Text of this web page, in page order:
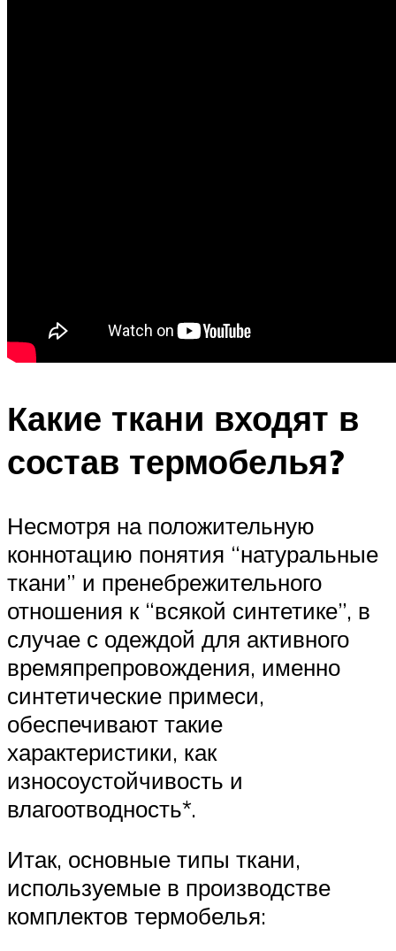
Какие ткани входят в
состав термобелья?
Несмотря на положительную
коннотацию понятия “натуральные
ткани” и пренебрежительного
отношения к “всякой синтетике”, в
случае с одеждой для активного
времяпрепровождения, именно
синтетические примеси,
обеспечивают такие
характеристики, как
износоустойчивость и
влагоотводность*.
Итак, основные типы ткани,
используемые в производстве
комплектов термобелья: